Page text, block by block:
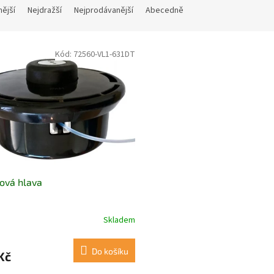
Nejdražší Nejprodávanější Abecedně
hlava
Skladem
Do košíku
Kód: 72560-VL1-631DT